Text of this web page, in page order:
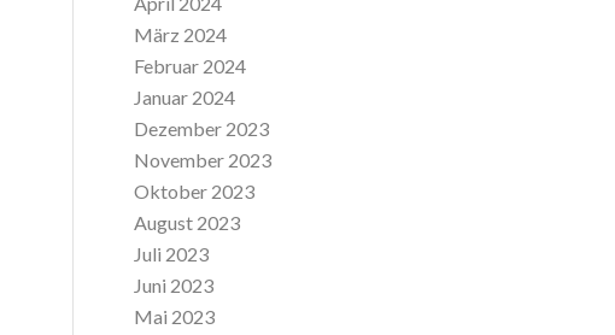
März 2024
Februar 2024
Januar 2024
Dezember 2023
November 2023
Oktober 2023
August 2023
Juli 2023
Juni 2023
Mai 2023